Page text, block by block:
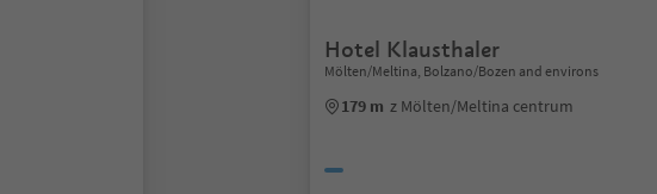
Hotel Klausthaler
Mölten/Meltina, Bolzano/Bozen and environs
179 m z Mölten/Meltina centrum